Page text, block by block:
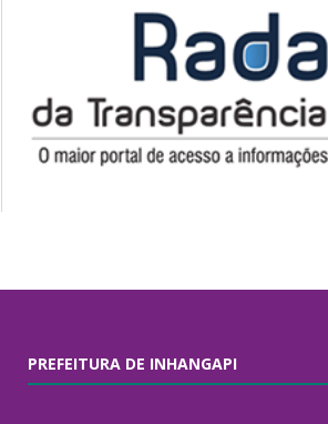
PREFEITURA DE INHANGAPI